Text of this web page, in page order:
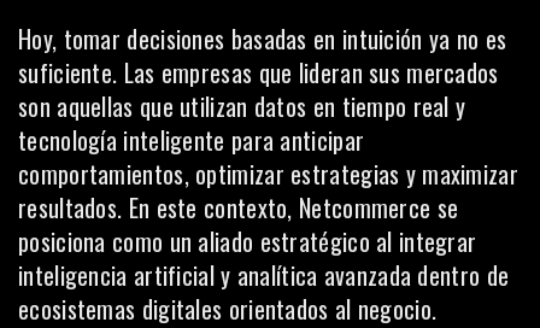
Hoy, tomar decisiones basadas en intuición ya no es
suficiente. Las empresas que lideran sus mercados
son aquellas que utilizan datos en tiempo real y
tecnología inteligente para anticipar
comportamientos, optimizar estrategias y maximizar
resultados. En este contexto, Netcommerce se
posiciona como un aliado estratégico al integrar
inteligencia artificial y analítica avanzada dentro de
ecosistemas digitales orientados al negocio.